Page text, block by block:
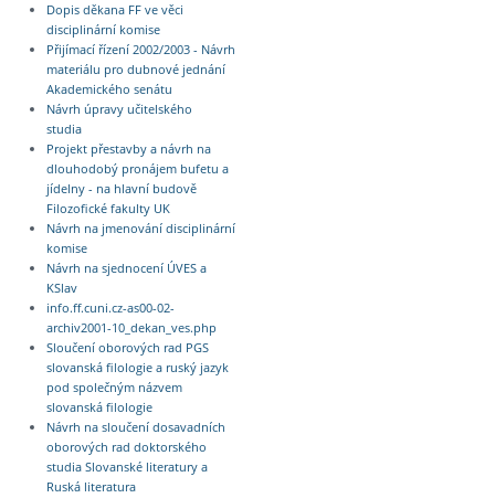
Dopis děkana FF ve věci
disciplinární komise
Přijímací řízení 2002/2003 - Návrh
materiálu pro dubnové jednání
Akademického senátu
Návrh úpravy učitelského
studia
Projekt přestavby a návrh na
dlouhodobý pronájem bufetu a
jídelny - na hlavní budově
Filozofické fakulty UK
Návrh na jmenování disciplinární
komise
Návrh na sjednocení ÚVES a
KSlav
info.ff.cuni.cz-as00-02-
archiv2001-10_dekan_ves.php
Sloučení oborových rad PGS
slovanská filologie a ruský jazyk
pod společným názvem
slovanská filologie
Návrh na sloučení dosavadních
oborových rad doktorského
studia Slovanské literatury a
Ruská literatura